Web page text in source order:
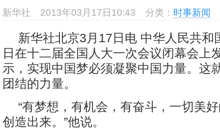
新华社 2013年03月17日10:43 分类： 时事新闻
新华社北京3月17日电 中华人民共和
日在十二届全国人大一次会议闭幕会上
示，实现中国梦必须凝聚中国力量。这
团结的力量。
“有梦想，有机会，有奋斗，一切美
创造出来。”他说。